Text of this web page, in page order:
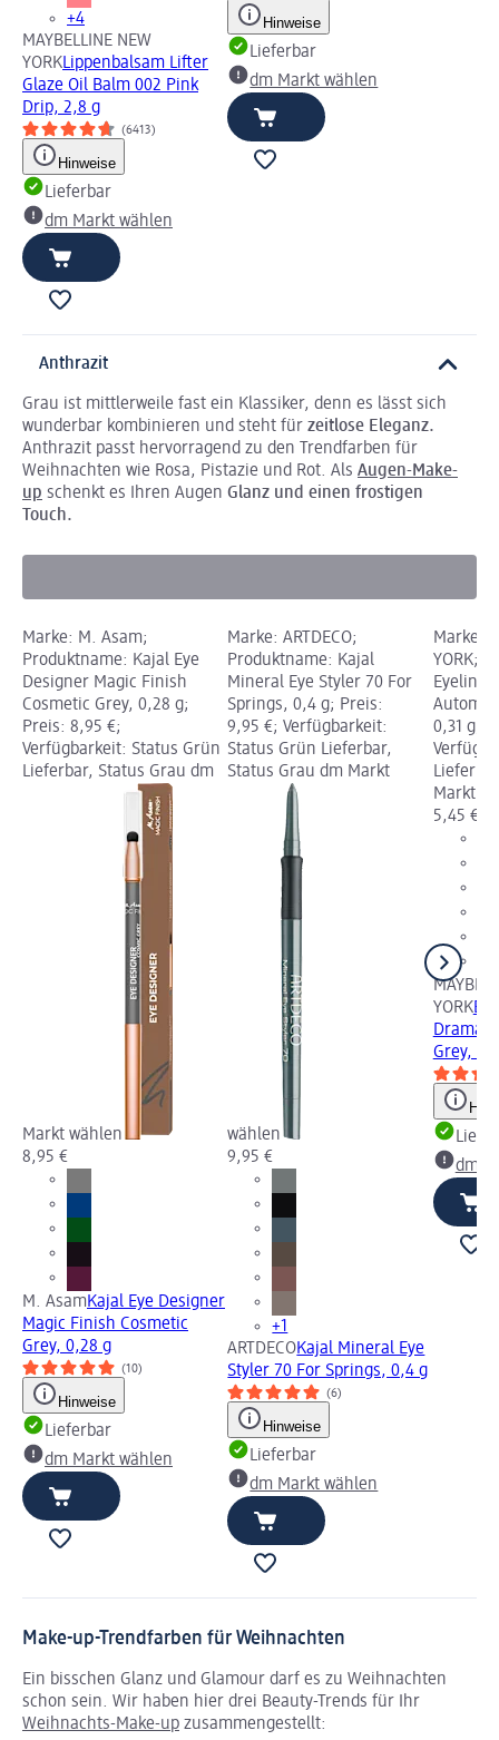
+4
MAYBELLINE NEW
YORKLippenbalsam Lifter
Glaze Oil Balm 002 Pink
Drip, 2,8 g
(6413)
Hinweise
Lieferbar
dm Markt wählen
Hinweise
Lieferbar
dm Markt wählen
Anthrazit
Grau ist mittlerweile fast ein Klassiker, denn es lässt sich
wunderbar kombinieren und steht für zeitlose Eleganz.
Anthrazit passt hervorragend zu den Trendfarben für
Weihnachten wie Rosa, Pistazie und Rot. Als Augen-Make-
up schenkt es Ihren Augen Glanz und einen frostigen
Touch.
Marke: M. Asam;
Produktname: Kajal Eye
Designer Magic Finish
Cosmetic Grey, 0,28 g;
Preis: 8,95 €;
Verfügbarkeit: Status Grün
Lieferbar, Status Grau dm
Markt wählen
8,95 €
M. AsamKajal Eye Designer
Magic Finish Cosmetic
Grey, 0,28 g
(10)
Hinweise
Lieferbar
dm Markt wählen
Marke: ARTDECO;
Produktname: Kajal
Mineral Eye Styler 70 For
Springs, 0,4 g; Preis:
9,95 €; Verfügbarkeit:
Status Grün Lieferbar,
Status Grau dm Markt
wählen
9,95 €
+1
ARTDECOKajal Mineral Eye
Styler 70 For Springs, 0,4 g
(6)
Hinweise
Lieferbar
dm Markt wählen
Marke:
YORK;
Eyeliner
0,31 g;
Markt
5,45 €
YORK
Drama
Grey,
dm
Make-up-Trendfarben für Weihnachten
Ein bisschen Glanz und Glamour darf es zu Weihnachten
schon sein. Wir haben hier drei Beauty-Trends für Ihr
Weihnachts-Make-up zusammengestellt: